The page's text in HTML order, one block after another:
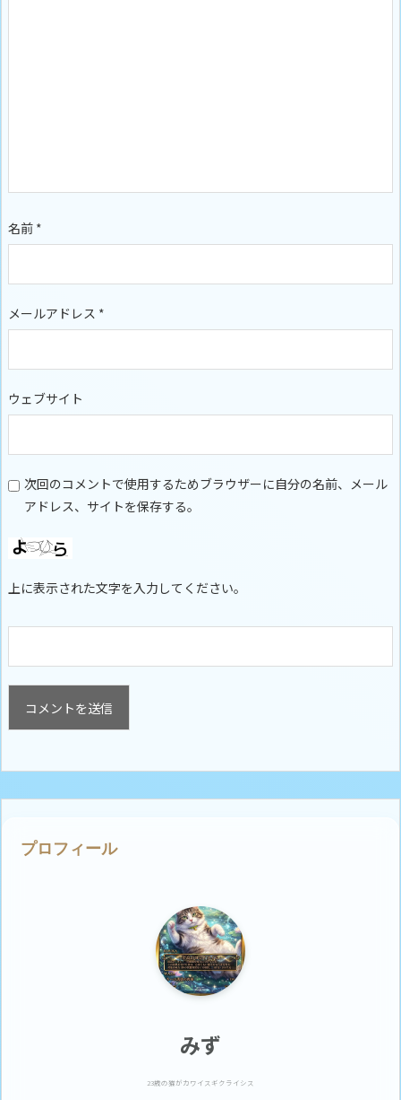
名前 *
メールアドレス *
ウェブサイト
次回のコメントで使用するためブラウザーに自分の名前、メール
アドレス、サイトを保存する。
上に表示された文字を入力してください。
プロフィール
みず
23歳の猫がカワイスギクライシス